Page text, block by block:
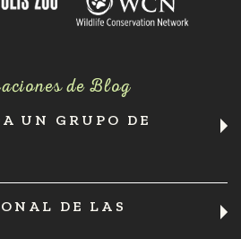
de Blog
UN GRUPO DE
DE LAS